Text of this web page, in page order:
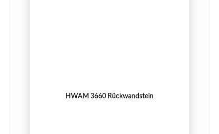
HWAM 3660 Rückwandstein